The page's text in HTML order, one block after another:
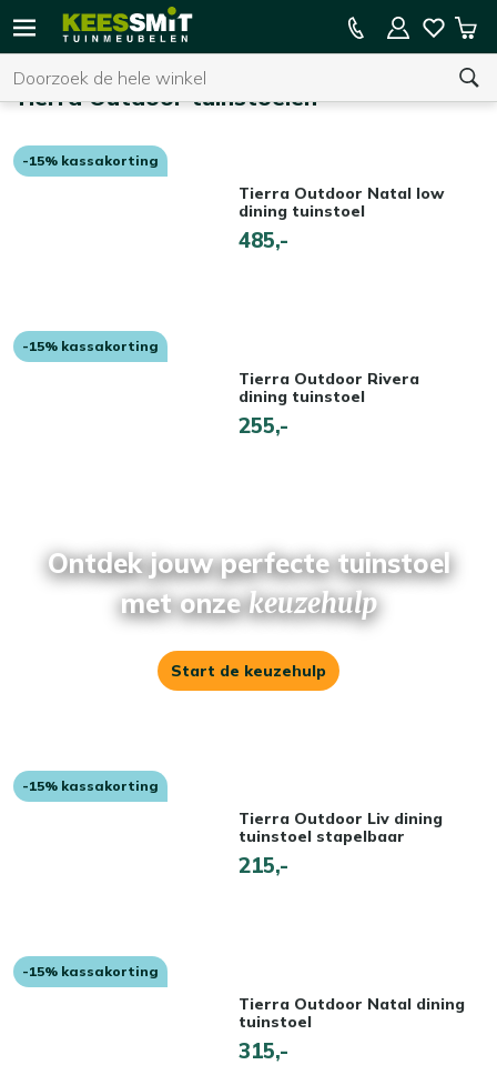
Kees
Tuinmeubelen
U heeft geen product(en) in uw winkelwagen.
15% kassakorting op de hele collectie
Tierra Outdoor tuinstoelen
-15% kassakorting
Tierra Outdoor Natal low
dining tuinstoel
485,-
-15% kassakorting
Tierra Outdoor Rivera
dining tuinstoel
255,-
Ontdek jouw perfecte tuinstoel
met onzekeuzehulp
Start de keuzehulp
-15% kassakorting
Tierra Outdoor Liv dining
tuinstoel stapelbaar
215,-
-15% kassakorting
Tierra Outdoor Natal dining
tuinstoel
315,-